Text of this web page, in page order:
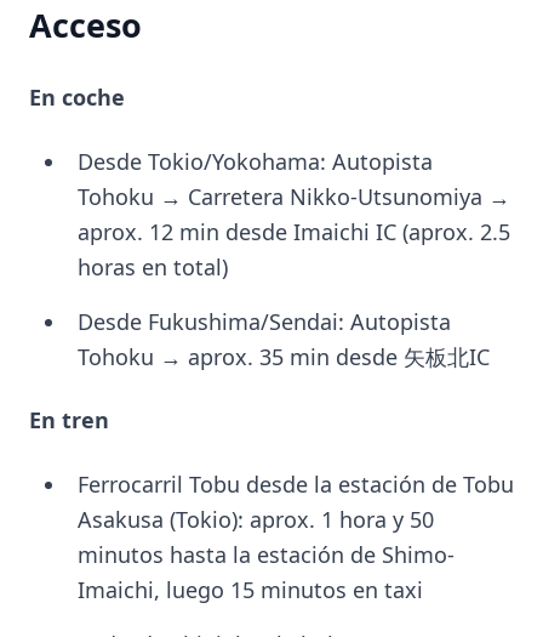
Acceso
En coche
Desde Tokio/Yokohama: Autopista
Tohoku → Carretera Nikko-Utsunomiya →
aprox. 12 min desde Imaichi IC (aprox. 2.5
horas en total)
Desde Fukushima/Sendai: Autopista
Tohoku → aprox. 35 min desde 矢板北IC
En tren
Ferrocarril Tobu desde la estación de Tobu
Asakusa (Tokio): aprox. 1 hora y 50
minutos hasta la estación de Shimo-
Imaichi, luego 15 minutos en taxi